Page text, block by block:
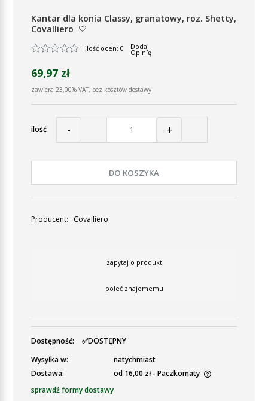
Kantar dla konia Classy, granatowy, roz. Shetty,
Covalliero
Ilość ocen: 0 Dodaj
Opinię
69,97 zł
zawiera 23,00% VAT, bez kosztów dostawy
ilość - +
DO KOSZYKA
Producent: Covalliero
zapytaj o produkt
poleć znajomemu
Dostępność:
✅DOSTĘPNY
Wysyłka w:
natychmiast
Dostawa:
od 16,00 zł - Paczkomaty
Cena nie zawiera ewentualnych kosztów płatności
sprawdź formy dostawy